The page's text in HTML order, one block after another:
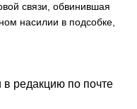
связи, обвинившая
насилии в подсобке,
в редакцию по почте